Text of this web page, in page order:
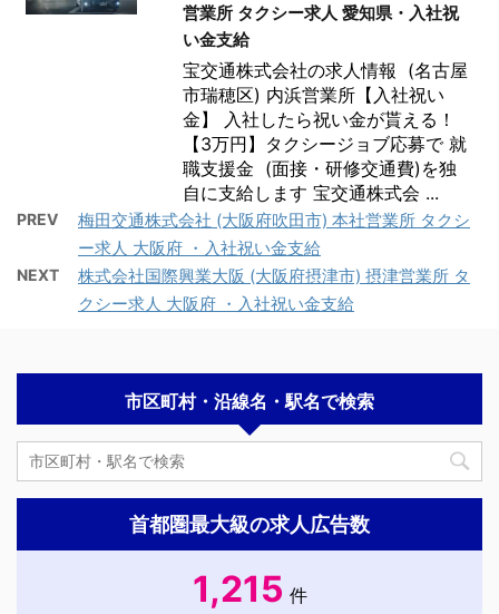
営業所 タクシー求人 愛知県・入社祝
い金支給
宝交通株式会社の求人情報 (名古屋
市瑞穂区) 内浜営業所【入社祝い
金】 入社したら祝い金が貰える！
【3万円】タクシージョブ応募で 就
職支援金 (面接・研修交通費)を独
自に支給します 宝交通株式会 ...
PREV
梅田交通株式会社 (大阪府吹田市) 本社営業所 タクシ
ー求人 大阪府 ・入社祝い金支給
NEXT
株式会社国際興業大阪 (大阪府摂津市) 摂津営業所 タ
クシー求人 大阪府 ・入社祝い金支給
市区町村・沿線名・駅名で検索
首都圏最大級の求人広告数
1,215 件